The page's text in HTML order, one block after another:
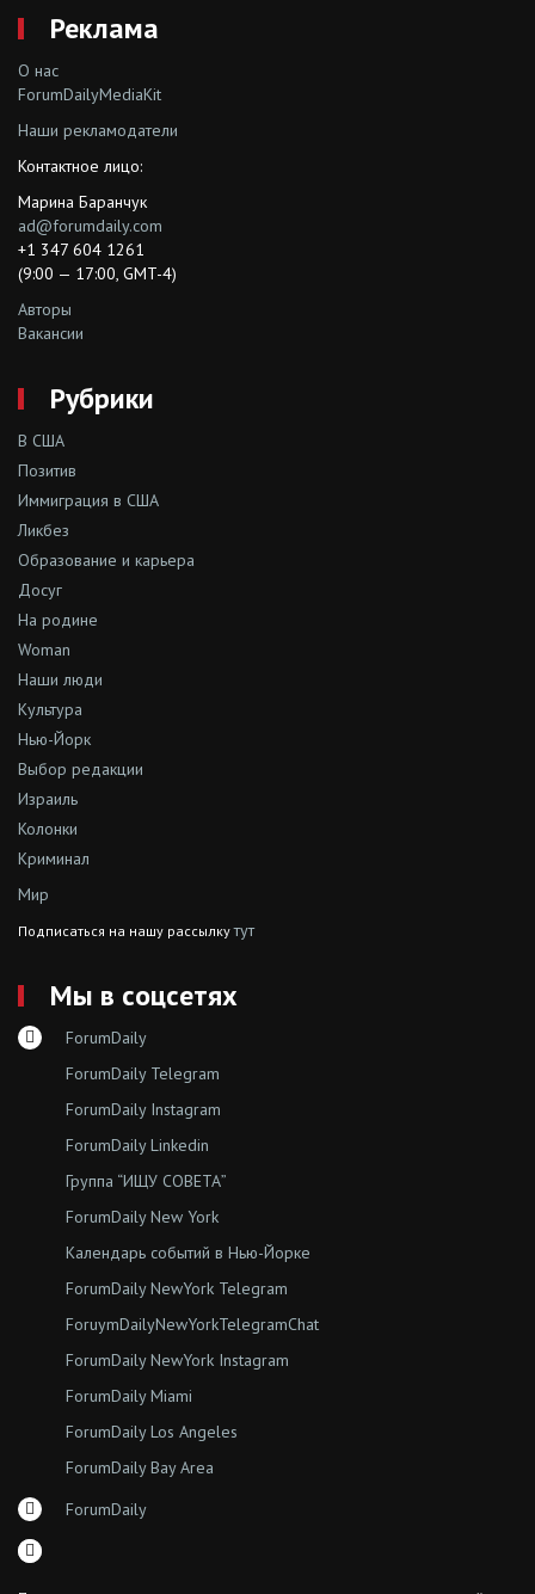
Реклама
О нас
ForumDailyMediaKit
Наши рекламодатели
Контактное лицо:
Марина Баранчук
ad@forumdaily.com
+1 347 604 1261
(9:00 — 17:00, GMT-4)
Авторы
Вакансии
Рубрики
В США
Позитив
Иммиграция в США
Ликбез
Образование и карьера
Досуг
На родине
Woman
Наши люди
Культура
Нью-Йорк
Выбор редакции
Израиль
Колонки
Криминал
Мир
Подписаться на нашу рассылкутут
Мы в соцсетях
ForumDaily
ForumDaily Telegram
ForumDaily Instagram
ForumDaily Linkedin
Группа “ИЩУ СОВЕТА”
ForumDaily New York
Календарь событий в Нью-Йорке
ForumDaily NewYork Telegram
ForuymDailyNewYorkTelegramChat
ForumDaily NewYork Instagram
ForumDaily Miami
ForumDaily Los Angeles
ForumDaily Bay Area
ForumDaily